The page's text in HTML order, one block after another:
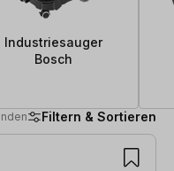
Industriesauger
Bosch
Filtern & Sortieren